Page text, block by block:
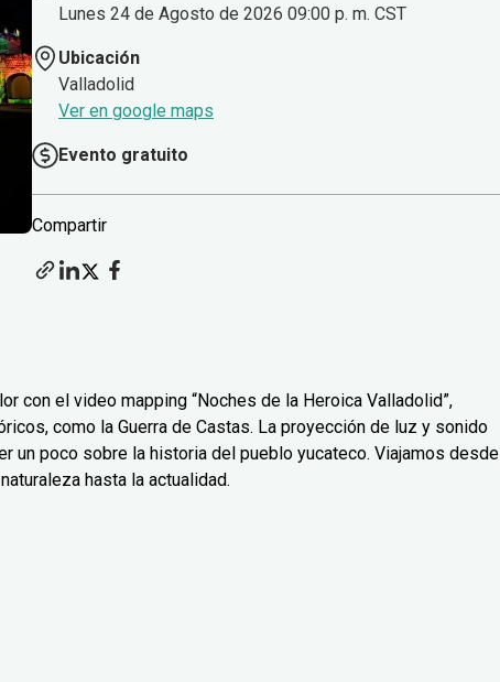
Lunes 24 de Agosto de 2026 09:00 p. m. CST
Ubicación
Valladolid
Ver en google maps
Evento gratuito
Compartir
con el video mapping “Noches de la Heroica Valladolid”,
como la Guerra de Castas. La proyección de luz y sonido
un poco sobre la historia del pueblo yucateco. Viajamos desde
hasta la actualidad.